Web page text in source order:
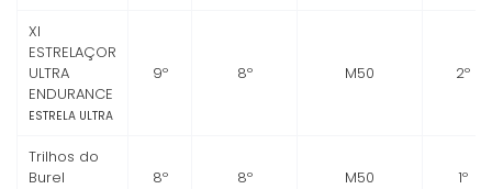
XI
ESTRELAÇOR
ULTRA
ENDURANCE
ESTRELA ULTRA
9º 8º M50 2º
Trilhos do
Burel
8º 8º M50 1º